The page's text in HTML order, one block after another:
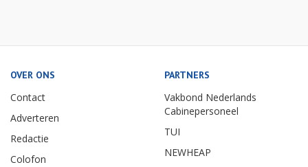
OVER ONS
Contact
Adverteren
Redactie
Colofon
PARTNERS
Vakbond Nederlands
Cabinepersoneel
TUI
NEWHEAP